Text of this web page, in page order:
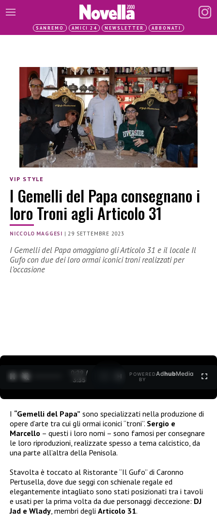
SANREMO AMICI 24 NEWSLETTER ABBONATI
VIP STYLE
I Gemelli del Papa consegnano i
loro Troni agli Articolo 31
NICCOLO MAGGESI |29 SETTEMBRE 2023
I Gemelli del Papa omaggiano gli Articolo 31 e il locale Il
Gufo con due dei loro ormai iconici troni realizzati per
l’occasione
0:30 /
3:35
POWERED
BY
AdhubMedia
I “Gemelli del Papa” sono specializzati nella produzione di
opere d’arte tra cui gli ormai iconici “troni”. Sergio e
Marcello – questi i loro nomi – sono famosi per consegnare
le loro riproduzioni, realizzate spesso a tema calcistico, da
una parte all’altra della Penisola.
Stavolta è toccato al Ristorante “Il Gufo” di Caronno
Pertusella, dove due seggi con schienale regale ed
elegantemente intagliato sono stati posizionati tra i tavoli
e usati per la prima volta da due personaggi d’eccezione: DJ
Jad e Wlady , membri degli Articolo 31.